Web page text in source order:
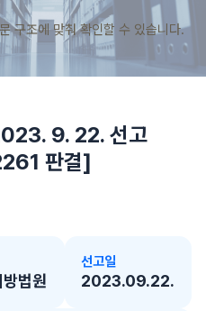
구조에 맞춰 확인할 수 있습니다.
9. 22. 선고
판결]
법원
선고일
2023.09.22.